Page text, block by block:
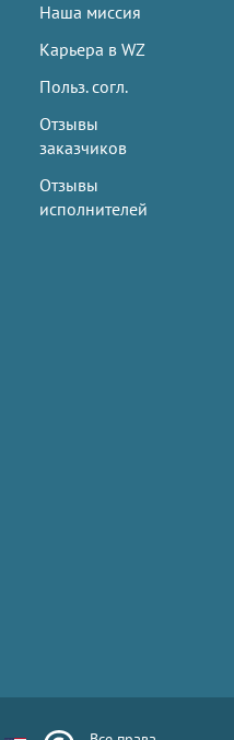
Наша миссия
Карьера в WZ
Польз. согл.
Отзывы
заказчиков
Отзывы
исполнителей